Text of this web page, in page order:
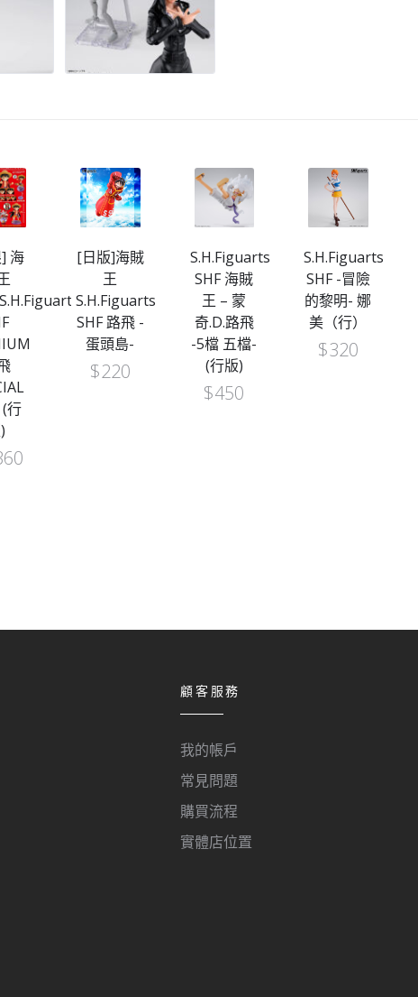
海
行
[日版]海賊
王
S.H.Figuarts
SHF 路飛 -
蛋頭島-
$220
S.H.Figuarts
SHF 海賊
王 – 蒙
奇.D.路飛
-5檔 五檔-
(行版)
$450
S.H.Figuarts
SHF -冒險
的黎明- 娜
美（行）
$320
顧客服務
我的帳戶
常見問題
購買流程
實體店位置